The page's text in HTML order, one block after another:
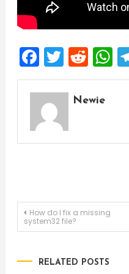
Twitter
Newie
Post
How do I fix a missing
system32 file?
RELATED POSTS